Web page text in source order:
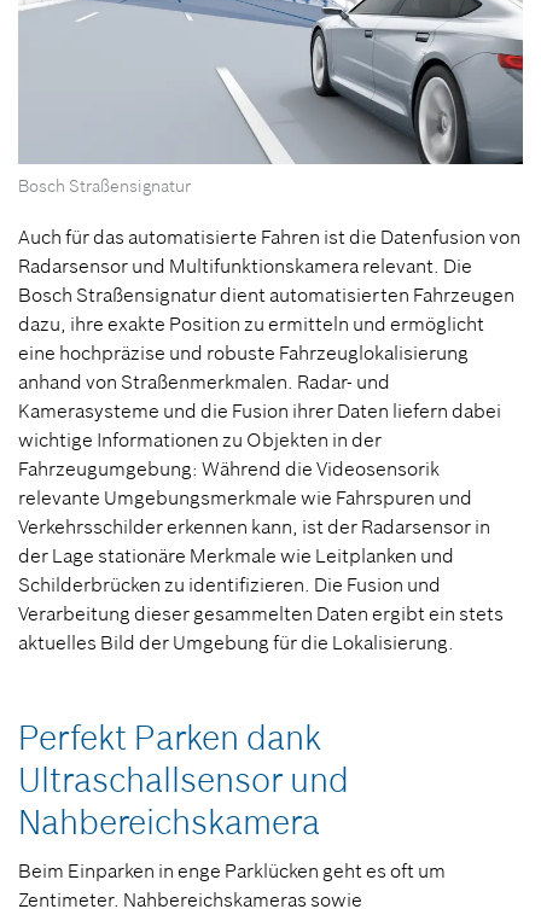
Bosch Straßensignatur
Auch für das automatisierte Fahren ist die Datenfusion von
Radarsensor und Multifunktionskamera relevant. Die
Bosch Straßensignatur dient automatisierten Fahrzeugen
dazu, ihre exakte Position zu ermitteln und ermöglicht
eine hochpräzise und robuste Fahrzeuglokalisierung
anhand von Straßenmerkmalen. Radar- und
Kamerasysteme und die Fusion ihrer Daten liefern dabei
wichtige Informationen zu Objekten in der
Fahrzeugumgebung: Während die Videosensorik
relevante Umgebungsmerkmale wie Fahrspuren und
Verkehrsschilder erkennen kann, ist der Radarsensor in
der Lage stationäre Merkmale wie Leitplanken und
Schilderbrücken zu identifizieren. Die Fusion und
Verarbeitung dieser gesammelten Daten ergibt ein stets
aktuelles Bild der Umgebung für die Lokalisierung.
Perfekt Parken dank
Ultraschallsensor und
Nahbereichskamera
Beim Einparken in enge Parklücken geht es oft um
Zentimeter. Nahbereichskameras sowie